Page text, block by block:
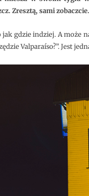
Zresztą, sami zobaczcie.
gdzie indziej. A może
Valparaíso?”. Jest